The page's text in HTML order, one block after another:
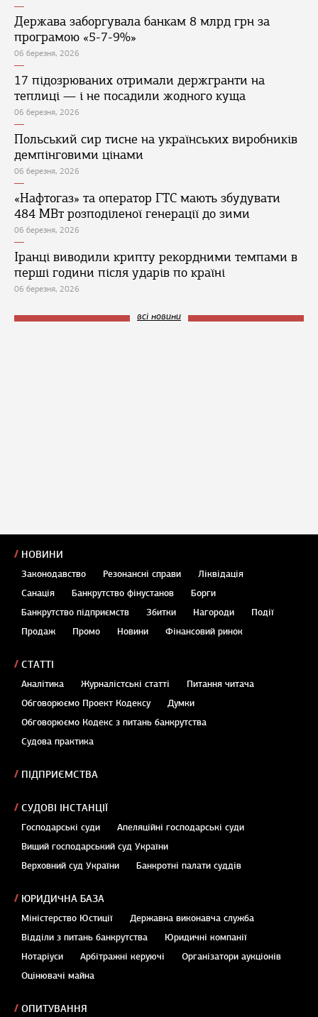
Держава заборгувала банкам 8 млрд грн за
програмою «5-7-9%»
06 березня, 2026
17 підозрюваних отримали держгранти на
теплиці — і не посадили жодного куща
06 березня, 2026
Польський сир тисне на українських виробників
демпінговими цінами
06 березня, 2026
«Нафтогаз» та оператор ГТС мають збудувати
484 МВт розподіленої генерації до зими
06 березня, 2026
Іранці виводили крипту рекордними темпами в
перші години після ударів по країні
06 березня, 2026
всі новини
НОВИНИ
Законодавство Резонансні справи
Ліквідація
Санація
Банкрутство фінустанов
Борги
Банкрутство підприємств
Збитки Нагороди
Події
Продаж
Промо Новини Фінансовий ринок
СТАТТІ
Аналітика Журналістські статті
Питання читача
Обговорюємо Проект Кодексу
Думки
Обговорюємо Кодекс з питань банкрутства
Судова практика
ПІДПРИЄМСТВА
СУДОВІ ІНСТАНЦІЇ
Господарські суди
Апеляційні господарські суди
Вищий господарський суд України
Верховний суд України
Банкротні палати суддів
ЮРИДИЧНА БАЗА
Міністерство Юстиції
Державна виконавча служба
Відділи з питань банкрутства
Юридичні компанії
Нотаріуси
Арбітражні керуючі
Організатори аукціонів
Оцінювачі майна
ОПИТУВАННЯ